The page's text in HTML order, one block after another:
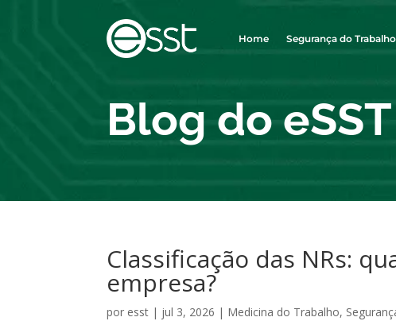
Home Segurança do Trabalho
Blog do eSST
Classificação das NRs:
empresa?
por esst | jul 3, 2026 | Medicina do Trabalho,